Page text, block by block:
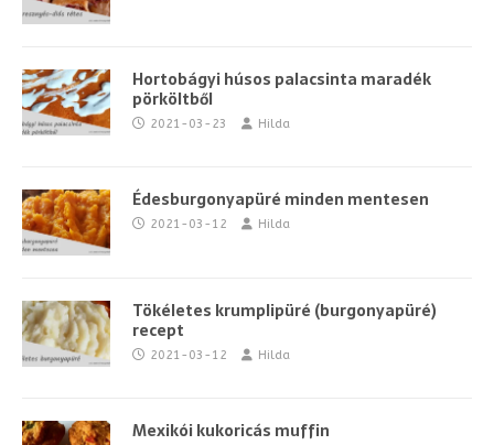
Hortobágyi húsos palacsinta maradék
pörköltből
2021-03-23 Hilda
Édesburgonyapüré minden mentesen
2021-03-12 Hilda
Tökéletes krumplipüré (burgonyapüré)
recept
2021-03-12 Hilda
Mexikói kukoricás muffin